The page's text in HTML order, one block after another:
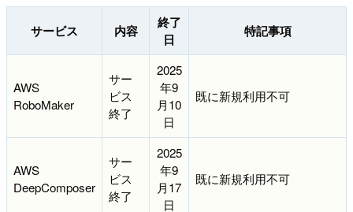
サービス 内容
終了
日
特記事項
AWS
RoboMaker
サー
ビス
終了
2025
年9
月10
日
既に新規利用不可
AWS
DeepComposer
サー
ビス
終了
2025
年9
月17
日
既に新規利用不可